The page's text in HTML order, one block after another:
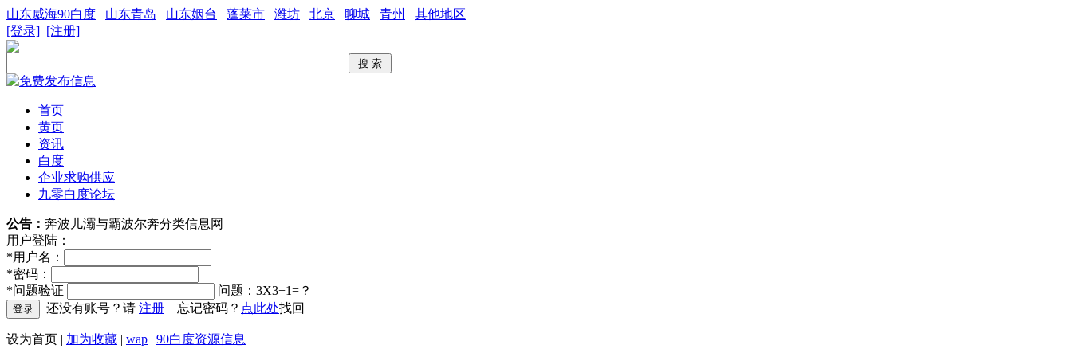
山东威海90白度 山东青岛 山东姻台 蓬莱市 潍坊 北京 聊城 青州
其他地区
[登录] [注册]
首页
黄页
资讯
白度
企业求购供应
九零白度论坛
公告： 奔波儿灞与霸波尔奔分类信息网
用户登陆：
*用户名：
*密码：
*问题验证
问题：3X3+1=？
还没有账号？请 注册 忘记密码？ 点此处找回
设为首页 | 加为收藏 | wap | 90白度资源信息